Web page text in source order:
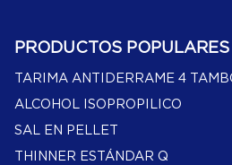
PRODUCTOS POPULARES
TARIMA ANTIDERRAME 4
ALCOHOL ISOPROPILICO
SAL EN PELLET
THINNER ESTÁNDAR Q